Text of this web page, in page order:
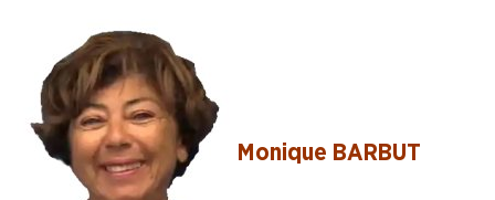
Monique BARBUT